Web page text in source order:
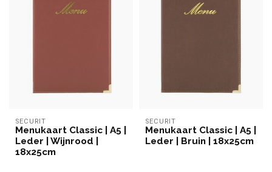
SECURIT
Menukaart Classic | A5 |
Leder | Wijnrood |
18x25cm
SECURIT
Menukaart Classic | A5 |
Leder | Bruin | 18x25cm